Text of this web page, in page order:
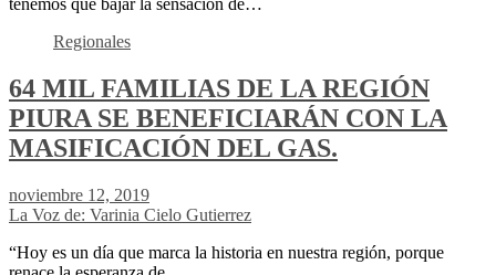
tenemos que bajar la sensación de…
Regionales
64 MIL FAMILIAS DE LA REGIÓN
PIURA SE BENEFICIARÁN CON LA
MASIFICACIÓN DEL GAS.
noviembre 12, 2019
La Voz de: Varinia Cielo Gutierrez
“Hoy es un día que marca la historia en nuestra región, porque